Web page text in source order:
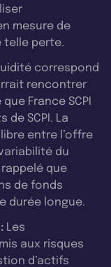
mesure de
telle perte.
correspond
rencontrer
France SCPI
SCPI. La
entre l’offre
du
que
de fonds
durée longue.
Les
aux risques
d’actifs